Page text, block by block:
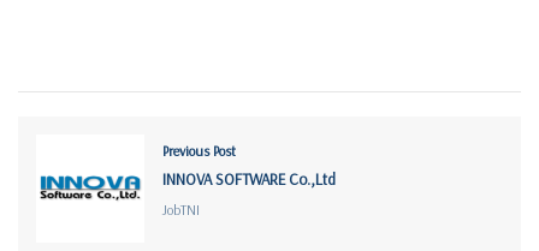
Previous Post
INNOVA SOFTWARE Co.,Ltd
JobTNI